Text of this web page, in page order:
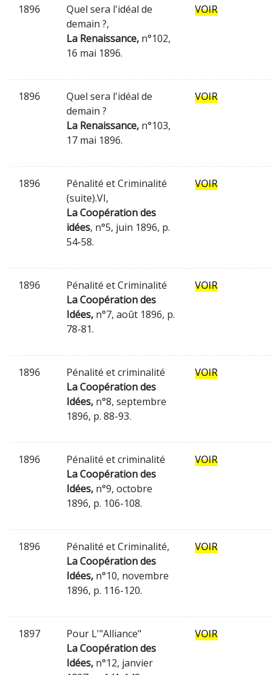
1896
Quel sera l'idéal de
demain ?,
La Renaissance, n°102,
16 mai 1896.
VOIR
1896
Quel sera l'idéal de
demain ?
La Renaissance, n°103,
17 mai 1896.
VOIR
1896
Pénalité et Criminalité
(suite).VI,
La Coopération des
idées, n°5, juin 1896, p.
54-58.
VOIR
1896
Pénalité et Criminalité
La Coopération des
Idées, n°7, août 1896, p.
78-81.
VOIR
1896
Pénalité et criminalité
La Coopération des
Idées, n°8, septembre
1896, p. 88-93.
VOIR
1896
Pénalité et criminalité
La Coopération des
Idées, n°9, octobre
1896, p. 106-108.
VOIR
1896
Pénalité et Criminalité,
La Coopération des
Idées, n°10, novembre
1896, p. 116-120.
VOIR
1897
Pour L'"Alliance"
La Coopération des
Idées, n°12, janvier
VOIR